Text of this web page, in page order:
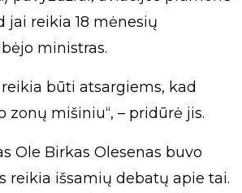
jai reikia 18 mėnesių
ministras.
būti atsargiems, kad
mišiniu“, – pridūrė jis.
Ole Birkas Olesenas buvo
reikia išsamių debatų apie tai.